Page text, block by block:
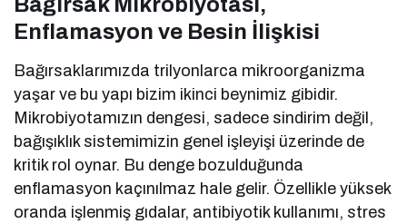
Enflamasyon ve Besin İlişkisi
Bağırsaklarımızda trilyonlarca mikroorganizma
yaşar ve bu yapı bizim ikinci beynimiz gibidir.
Mikrobiyotamızın dengesi, sadece sindirim değil,
bağışıklık sistemimizin genel işleyişi üzerinde de
kritik rol oynar. Bu denge bozulduğunda
enflamasyon kaçınılmaz hale gelir. Özellikle yüksek
oranda işlenmiş gıdalar, antibiyotik kullanımı, stres